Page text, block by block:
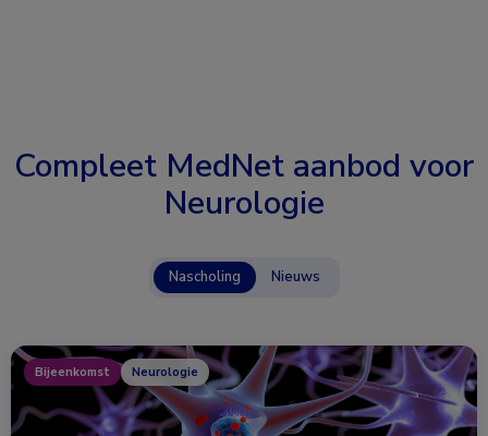
Compleet MedNet aanbod voor
Neurologie
Nascholing Nieuws
Bijeenkomst Neurologie